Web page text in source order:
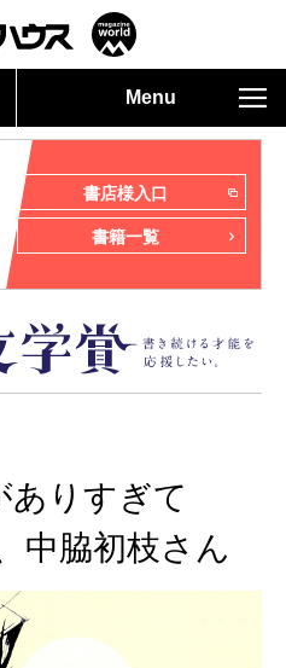
Menu
書店様入口
書籍一覧
ありすぎて
中脇初枝さん